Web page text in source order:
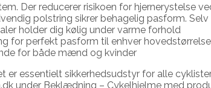
Der reducerer risikoen for hjernerystelse
polstring sikrer behagelig pasform.
holder dig kølig under varme forhold
for perfekt pasform til enhver hovedstørrelse
for både mænd og kvinder
er essentielt sikkerhedsudstyr for alle
under Beklædning – Cykelhjelme med